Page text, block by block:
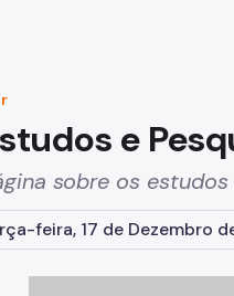
e
sobre os
feira, 17 de Dezembro